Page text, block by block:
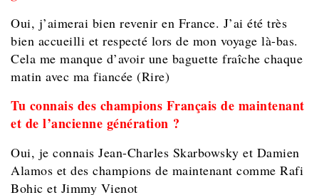
Oui, j’aimerai bien revenir en France. J’ai été très
bien accueilli et respecté lors de mon voyage là-bas.
Cela me manque d’avoir une baguette fraîche chaque
matin avec ma fiancée (Rire)
Tu connais des champions Français de maintenant
et de l’ancienne génération ?
Oui, je connais Jean-Charles Skarbowsky et Damien
Alamos et des champions de maintenant comme Rafi
Bohic et Jimmy Vienot